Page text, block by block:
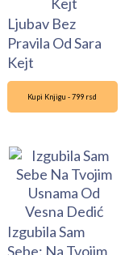
Ljubav Bez
Pravila Od Sara
Kejt
Kupi Knjigu - 799 rsd
Izgubila Sam
Sebe: Na Tvojim